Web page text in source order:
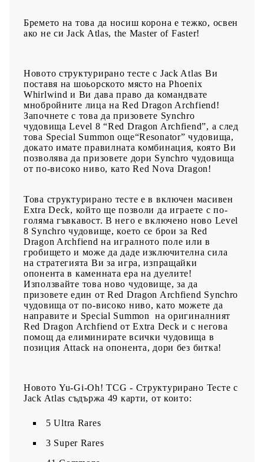
Бремето на това да носиш корона е тежко, освен
ако не си Jack Atlas, the Master of Faster!
Новото структурирано тесте с Jack Atlas Ви
поставя на шоьорското място на Phoenix
Whirlwind и Ви дава право да командвате
мнобройните лица на Red Dragon Archfiend!
Започнете с това да призовете Synchro
чудовища Level 8 “Red Dragon Archfiend”, а след
това Special Summon още“Resonator” чудовища,
докато имате правилната комбинация, която Ви
позволява да призовете дори Synchro чудовища
от по-високо ниво, като Red Nova Dragon!
Това структурирано тесте е в включен масивен
Extra Deck, който ще позволи да играете с по-
голяма гъвкавост. В него е включено ново Level
8 Synchro чудовище, което се брои за Red
Dragon Archfiend на игралното поле или в
гробището и може да даде изключителна сила
на стратегията Ви за игра, изпращайки
опонента в каменната ера на дуелите!
Използвайте това ново чудовище, за да
призовете един от Red Dragon Archfiend Synchro
чудовища от по-високо ниво, като можете да
направите и Special Summon на оригиналният
Red Dragon Archfiend от Extra Deck и с негова
помощ да елиминирате всички чудовища в
позиция Attack на опонента, дори без битка!
Новото Yu-Gi-Oh! TCG - Структурирано Тесте с
Jack Atlas съдържа 49 карти, от които:
5 Ultra Rares
3 Super Rares